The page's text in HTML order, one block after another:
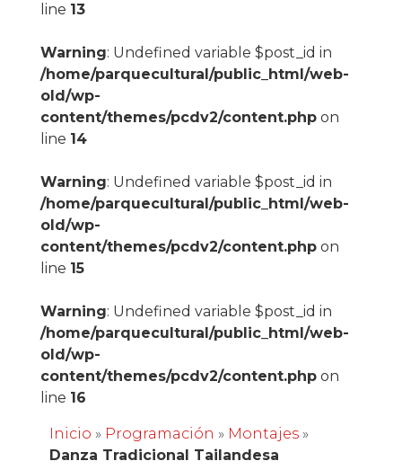
line 13
Warning: Undefined variable $post_id in
/home/parquecultural/public_html/web-
old/wp-
content/themes/pcdv2/content.phpon
line 14
Warning: Undefined variable $post_id in
/home/parquecultural/public_html/web-
old/wp-
content/themes/pcdv2/content.phpon
line 15
Warning: Undefined variable $post_id in
/home/parquecultural/public_html/web-
old/wp-
content/themes/pcdv2/content.phpon
line 16
Inicio » Programación » Montajes»
Danza Tradicional Tailandesa